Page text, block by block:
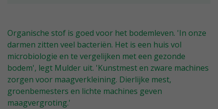
Organische stof is goed voor het bodemleven. 'In onze
darmen zitten veel bacteriën. Het is een huis vol
microbiologie en te vergelijken met een gezonde
bodem', legt Mulder uit. 'Kunstmest en zware machines
zorgen voor maagverkleining. Dierlijke mest,
groenbemesters en lichte machines geven
maagvergroting.'